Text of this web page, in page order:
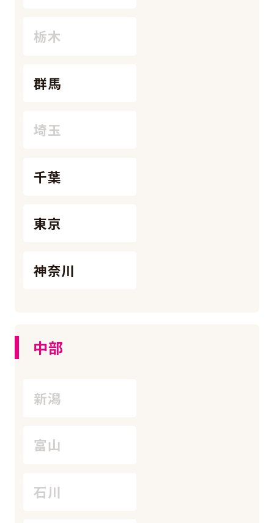
栃木
群馬
埼玉
千葉
東京
神奈川
中部
新潟
富山
石川